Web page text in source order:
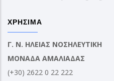
ΧΡΗΣΙΜΑ
Γ. Ν. ΗΛΕΙΑΣ ΝΟΣΗΛΕΥΤΙΚΗ
ΜΟΝΑΔΑ ΑΜΑΛΙΑΔΑΣ
(+30) 2622 0 22 222